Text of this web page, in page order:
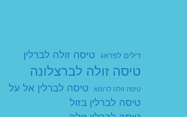
דילים לפראג טיסה זולה לברלין
טיסה זולה לברצלונה
טיסה זולה לרומא
טיסה לברלין אל על
טיסה לברלין בזול